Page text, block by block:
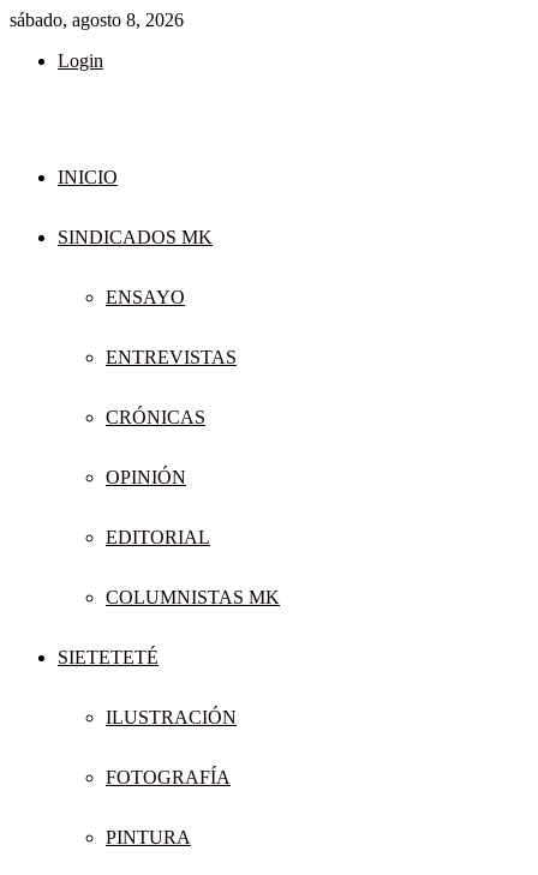
sábado, agosto 8, 2026
Login
INICIO
SINDICADOS MK
ENSAYO
ENTREVISTAS
CRÓNICAS
OPINIÓN
EDITORIAL
COLUMNISTAS MK
SIETETETÉ
ILUSTRACIÓN
FOTOGRAFÍA
PINTURA